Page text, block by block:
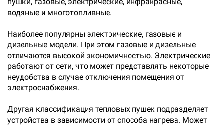
водяные и многотопливные.
Наиболее популярны электрические, газовые и
дизельные модели. При этом газовые и дизельные
отличаются высокой экономичностью. Электрические
работают от сети, что может представлять некоторые
неудобства в случае отключения помещения от
электроснабжения.
Другая классификация тепловых пушек подразделяет
устройства в зависимости от способа нагрева. Может